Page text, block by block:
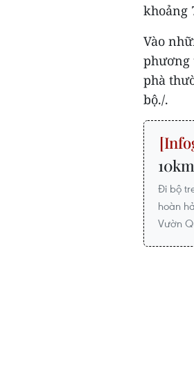
khoảng
Vào
phương
phà
bộ./.
Đi bộ
hoàn
Vườn